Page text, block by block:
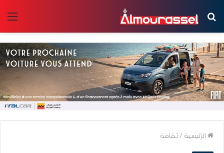
بحث
عن
الرئيسية / ثقافة